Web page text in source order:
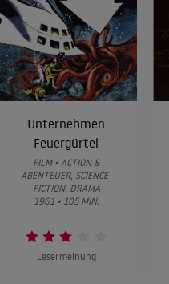
Unternehmen
Feuergürtel
FILM • ACTION &
ABENTEUER, SCIENCE-
FICTION, DRAMA
1961 • 105 MIN.
Lesermeinung